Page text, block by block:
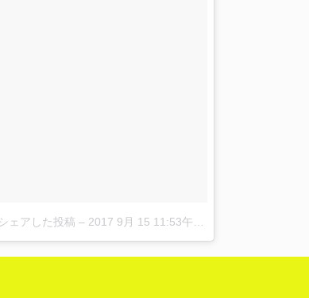
ェアした投稿 – 2017 9月 15 11:53午後 PDT